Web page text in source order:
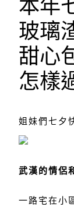
本年
玻璃
甜心
怎樣
姐妹們七夕
武漢的情侶
一路宅在小